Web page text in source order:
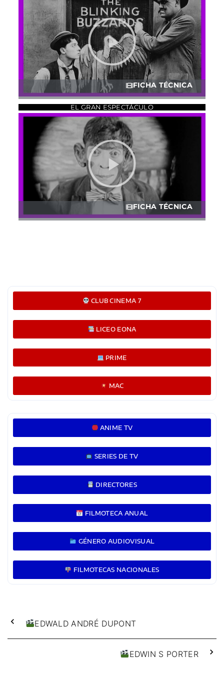
FICHA TÉCNICA
EL GRAN ESPECTÁCULO
FICHA TÉCNICA
CLUB CINEMA 7
LICEO EONA
PRIME
MAC
ANIME TV
SERIES DE TV
DIRECTORES
FILMOTECA ANUAL
GÉNERO AUDIOVISUAL
FILMOTECAS NACIONALES
EDWALD ANDRÉ DUPONT
EDWIN S PORTER